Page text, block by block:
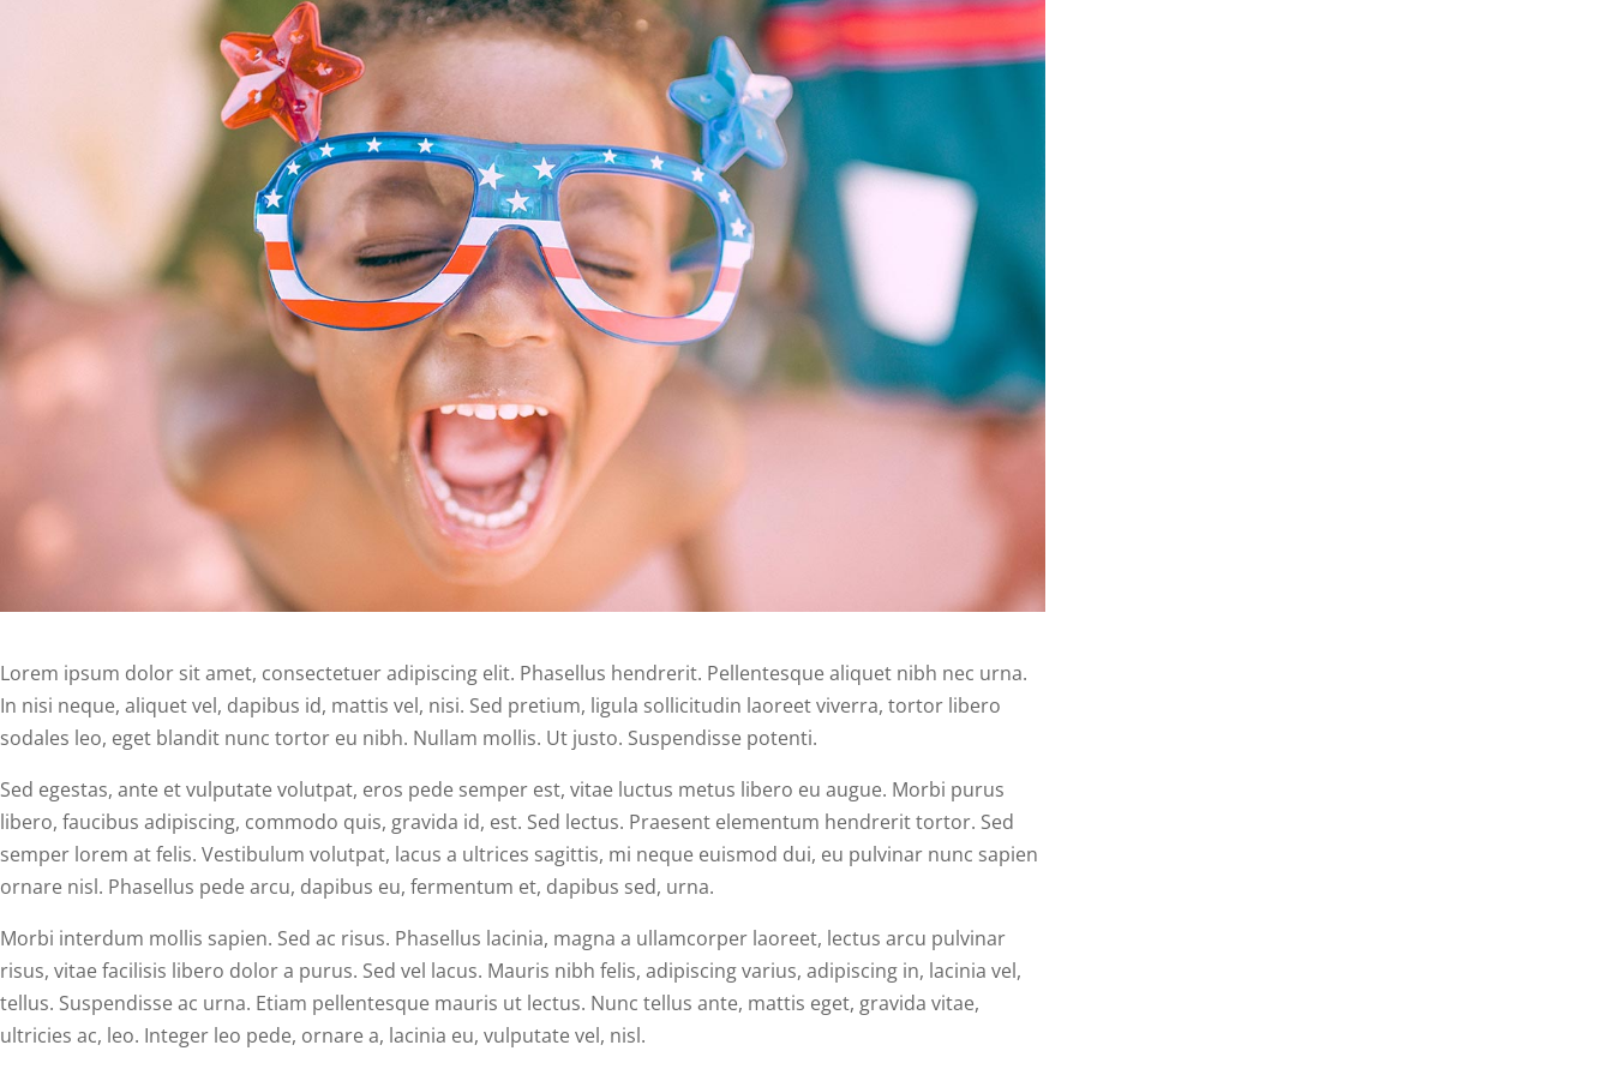
Lorem ipsum dolor sit amet, consectetuer adipiscing elit. Phasellus hendrerit. Pellentesque aliquet nibh nec urna.
In nisi neque, aliquet vel, dapibus id, mattis vel, nisi. Sed pretium, ligula sollicitudin laoreet viverra, tortor libero
sodales leo, eget blandit nunc tortor eu nibh. Nullam mollis. Ut justo. Suspendisse potenti.
Sed egestas, ante et vulputate volutpat, eros pede semper est, vitae luctus metus libero eu augue. Morbi purus
libero, faucibus adipiscing, commodo quis, gravida id, est. Sed lectus. Praesent elementum hendrerit tortor. Sed
semper lorem at felis. Vestibulum volutpat, lacus a ultrices sagittis, mi neque euismod dui, eu pulvinar nunc sapien
ornare nisl. Phasellus pede arcu, dapibus eu, fermentum et, dapibus sed, urna.
Morbi interdum mollis sapien. Sed ac risus. Phasellus lacinia, magna a ullamcorper laoreet, lectus arcu pulvinar
risus, vitae facilisis libero dolor a purus. Sed vel lacus. Mauris nibh felis, adipiscing varius, adipiscing in, lacinia vel,
tellus. Suspendisse ac urna. Etiam pellentesque mauris ut lectus. Nunc tellus ante, mattis eget, gravida vitae,
ultricies ac, leo. Integer leo pede, ornare a, lacinia eu, vulputate vel, nisl.